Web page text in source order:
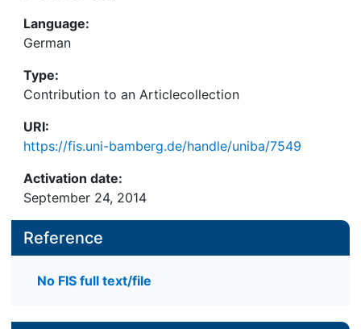
Language:
German
Type:
Contribution to an Articlecollection
URI:
https://fis.uni-bamberg.de/handle/uniba/7549
Activation date:
September 24, 2014
Reference
No FIS full text/file